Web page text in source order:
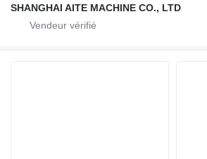
SHANGHAI AITE MACHINE CO., LTD